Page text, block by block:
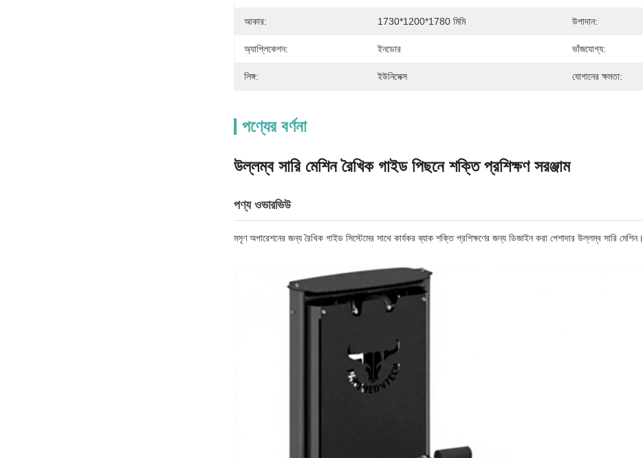
আকার: 1730*1200*1780 মিমি উপাদান:
অ্যাপ্লিকেশন: ইনডোর ভাঁজযোগ্য:
লিঙ্গ: ইউনিসেক্স যোগানের ক্ষমতা:
পণ্যের বর্ণনা
উল্লম্ব সারি মেশিন রৈখিক গাইড পিছনে শক্তি প্রশিক্ষণ সরঞ্জাম
পণ্য ওভারভিউ
মসৃণ অপারেশনের জন্য রৈখিক গাইড সিস্টেমের সাথে কার্যকর ব্যাক শক্তি প্রশিক্ষণের জন্য ডিজাইন করা পেশাদার উল্লম্ব সারি মেশিন।